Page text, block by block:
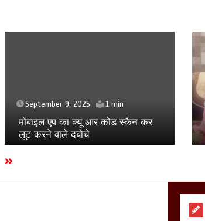
September 5, 2025
मुस्कान के होने वाले बच्चे को मां से ही
जान का खतरा